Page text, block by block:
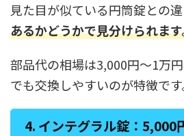
見た目が似ている円筒錠との違
あるかどうかで見分けられま
部品代の相場は3,000円〜1万
でも交換しやすいのが特徴です
4. インテグラル錠：5,000